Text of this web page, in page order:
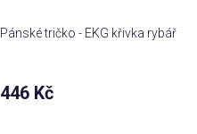
Pánské tričko - EKG křivka rybář
446 Kč